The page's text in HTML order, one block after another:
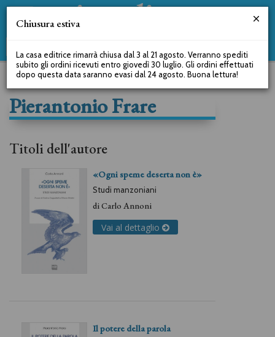
Pierantonio Frare
Titoli dell'autore
«Ogni speme deserta non è»
Studi manzoniani
diCarlo Annoni
Vai al dettaglio
Il potere della parola
Chiusura estiva
La casa editrice rimarrà chiusa dal 3 al 21 agosto. Verranno spediti
subito gli ordini ricevuti entro giovedì 30 luglio. Gli ordini effettuati
dopo questa data saranno evasi dal 24 agosto. Buona lettura!